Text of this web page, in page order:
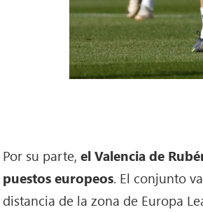
Por su parte,el Valencia de
puestos europeos. El conjunto
distancia de la zona de Europa